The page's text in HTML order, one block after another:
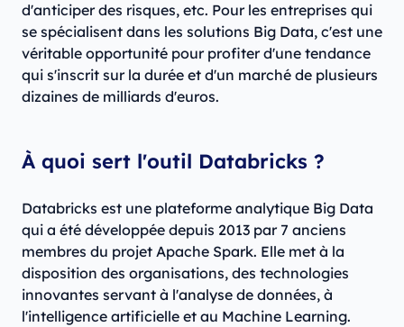
d'anticiper des risques, etc. Pour les entreprises qui
se spécialisent dans les solutions Big Data, c'est une
véritable opportunité pour profiter d'une tendance
qui s'inscrit sur la durée et d'un marché de plusieurs
dizaines de milliards d'euros.
À quoi sert l'outil Databricks ?
Databricks est une plateforme analytique Big Data
qui a été développée depuis 2013 par 7 anciens
membres du projet Apache Spark. Elle met à la
disposition des organisations, des technologies
innovantes servant à l'analyse de données, à
l'intelligence artificielle et au Machine Learning.